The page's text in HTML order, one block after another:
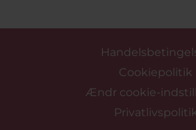
Cookiepolitik
Ændr cookie-
Privatlivspolitik